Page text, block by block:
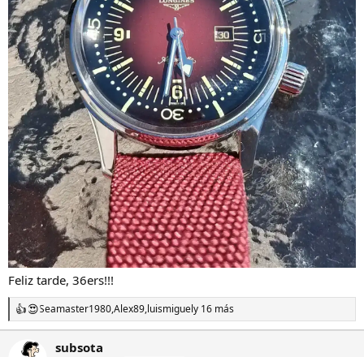
Feliz tarde, 36ers!!!
R
e
Seamaster1980,Alex89,luismiguely 16 más
subsota